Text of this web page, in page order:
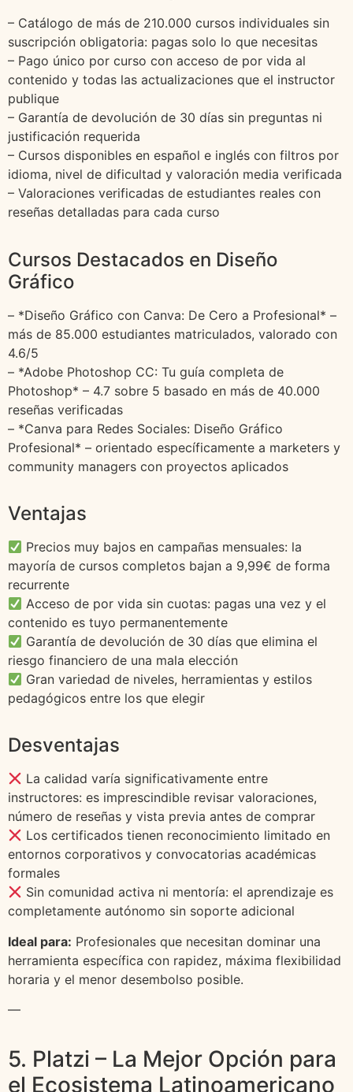
– Catálogo de más de 210.000 cursos individuales sin
suscripción obligatoria: pagas solo lo que necesitas
– Pago único por curso con acceso de por vida al
contenido y todas las actualizaciones que el instructor
publique
– Garantía de devolución de 30 días sin preguntas ni
justificación requerida
– Cursos disponibles en español e inglés con filtros por
idioma, nivel de dificultad y valoración media verificada
– Valoraciones verificadas de estudiantes reales con
reseñas detalladas para cada curso
Cursos Destacados en Diseño
Gráfico
– *Diseño Gráfico con Canva: De Cero a Profesional* –
más de 85.000 estudiantes matriculados, valorado con
4.6/5
– *Adobe Photoshop CC: Tu guía completa de
Photoshop* – 4.7 sobre 5 basado en más de 40.000
reseñas verificadas
– *Canva para Redes Sociales: Diseño Gráfico
Profesional* – orientado específicamente a marketers y
community managers con proyectos aplicados
Ventajas
Precios muy bajos en campañas mensuales: la
mayoría de cursos completos bajan a 9,99€ de forma
recurrente
Acceso de por vida sin cuotas: pagas una vez y el
contenido es tuyo permanentemente
Garantía de devolución de 30 días que elimina el
riesgo financiero de una mala elección
Gran variedad de niveles, herramientas y estilos
pedagógicos entre los que elegir
Desventajas
La calidad varía significativamente entre
instructores: es imprescindible revisar valoraciones,
número de reseñas y vista previa antes de comprar
Los certificados tienen reconocimiento limitado en
entornos corporativos y convocatorias académicas
formales
Sin comunidad activa ni mentoría: el aprendizaje es
completamente autónomo sin soporte adicional
Ideal para: Profesionales que necesitan dominar una
herramienta específica con rapidez, máxima flexibilidad
horaria y el menor desembolso posible.
—
5. Platzi – La Mejor Opción para
el Ecosistema Latinoamericano